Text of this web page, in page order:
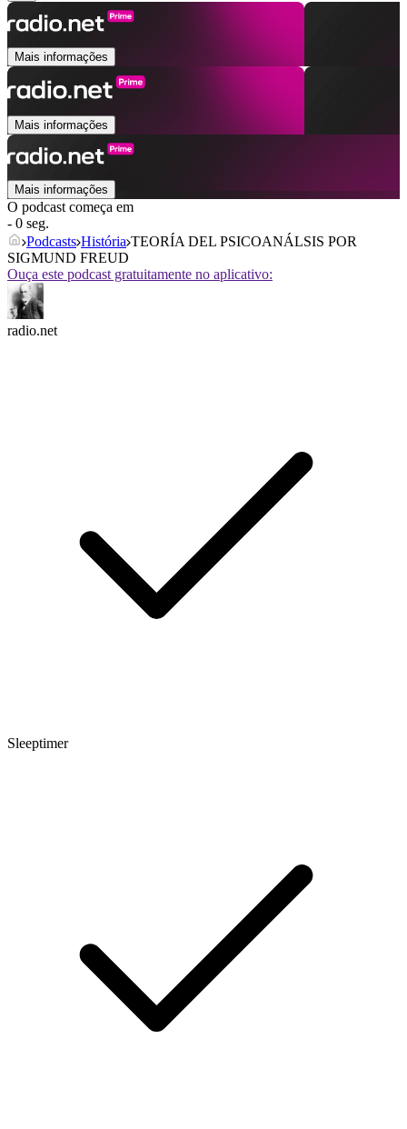
Mais informações
Mais informações
Mais informações
O podcast começa em
- 0 seg.
Podcasts História TEORÍA DEL PSICOANÁLSIS POR
SIGMUND FREUD
Ouça este podcast gratuitamente no aplicativo:
radio.net
Sleeptimer